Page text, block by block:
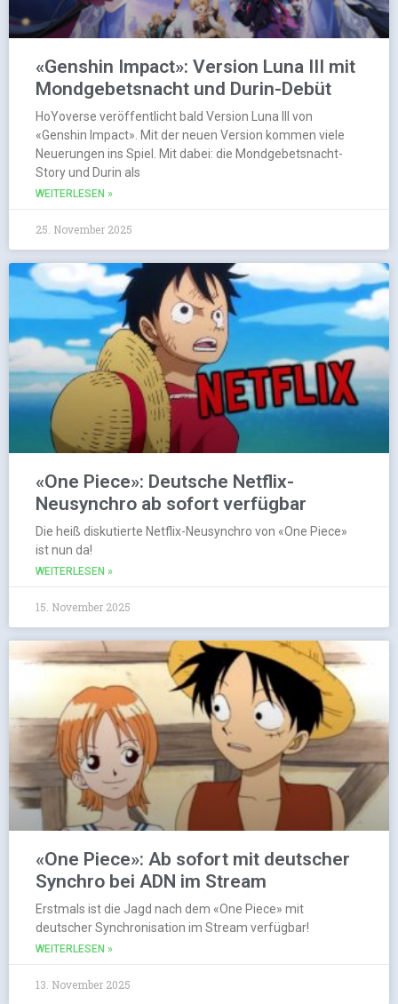
«Genshin Impact»: Version Luna III mit
Mondgebetsnacht und Durin-Debüt
HoYoverse veröffentlicht bald Version Luna III von
«Genshin Impact». Mit der neuen Version kommen viele
Neuerungen ins Spiel. Mit dabei: die Mondgebetsnacht-
Story und Durin als
WEITERLESEN »
25. November 2025
«One Piece»: Deutsche Netflix-
Neusynchro ab sofort verfügbar
Die heiß diskutierte Netflix-Neusynchro von «One Piece»
ist nun da!
WEITERLESEN »
15. November 2025
«One Piece»: Ab sofort mit deutscher
Synchro bei ADN im Stream
Erstmals ist die Jagd nach dem «One Piece» mit
deutscher Synchronisation im Stream verfügbar!
WEITERLESEN »
13. November 2025